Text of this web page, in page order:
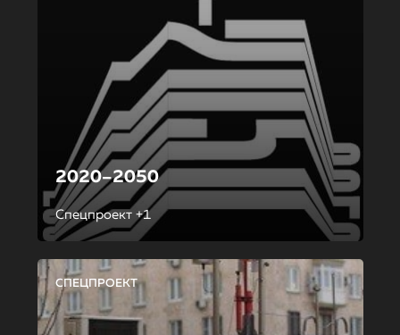
2020–2050
Спецпроект +1
СПЕЦПРОЕКТ